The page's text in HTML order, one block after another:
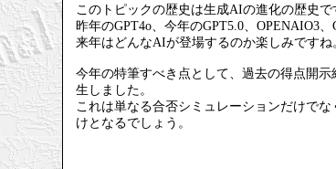
このトピックの歴史は生成AIの進化の歴史で
昨年のGPT4o、今年のGPT5.0、OPENAIO3、
来年はどんなAIが登場するのか楽しみですね
今年の特筆すべき点として、過去の得点開
生しました。
これは単なる合否シミュレーションだけで
けとなるでしょう。